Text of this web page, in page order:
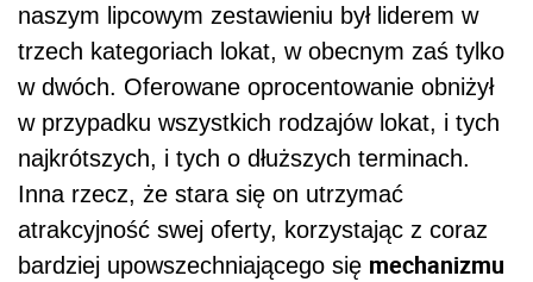
naszym lipcowym zestawieniu był liderem w
trzech kategoriach lokat, w obecnym zaś tylko
w dwóch. Oferowane oprocentowanie obniżył
w przypadku wszystkich rodzajów lokat, i tych
najkrótszych, i tych o dłuższych terminach.
Inna rzecz, że stara się on utrzymać
atrakcyjność swej oferty, korzystając z coraz
bardziej upowszechniającego się mechanizmu